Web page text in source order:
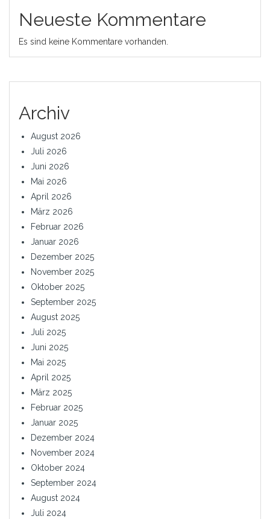
Neueste Kommentare
Es sind keine Kommentare vorhanden.
Archiv
August 2026
Juli 2026
Juni 2026
Mai 2026
April 2026
März 2026
Februar 2026
Januar 2026
Dezember 2025
November 2025
Oktober 2025
September 2025
August 2025
Juli 2025
Juni 2025
Mai 2025
April 2025
März 2025
Februar 2025
Januar 2025
Dezember 2024
November 2024
Oktober 2024
September 2024
August 2024
Juli 2024